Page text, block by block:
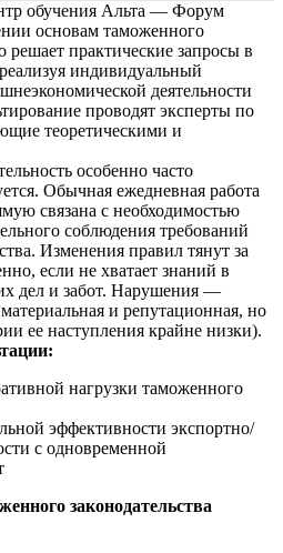
обучения Альта — Форум
основам таможенного
решает практические запросы в
индивидуальный
деятельности
проводят эксперты по
теоретическими и
особенно часто
Обычная ежедневная работа
связана с необходимостью
соблюдения требований
Изменения правил тянут за
если не хватает знаний в
дел и забот. Нарушения —
и репутационная, но
ее наступления крайне низки).
нагрузки таможенного
эффективности экспортно/
с одновременной
законодательства